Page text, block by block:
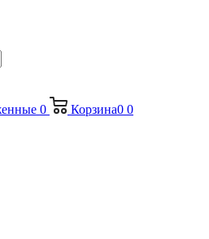
0 Корзина0 0